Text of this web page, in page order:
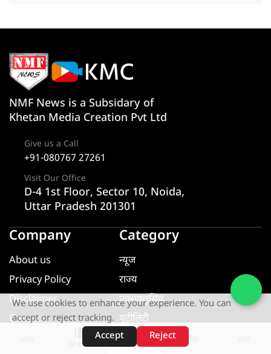
वेब स्टोरीज़
NMF News is a Subsidary of
Khetan Media Creation Pvt Ltd
Give us a Call
+91-080767 27261
Visit Our Office
D-4 1st Floor, Sector 10, Noida,
Uttar Pradesh 201301
Company
About us
Privacy Policy
Disclaimer
Contact
Category
न्यूज
राज्य
एक्सक्लूसिव
यूटीलिटी
खेल
We use cookies to enhance your experience. You can
accept or reject tracking.
Accept
Reject